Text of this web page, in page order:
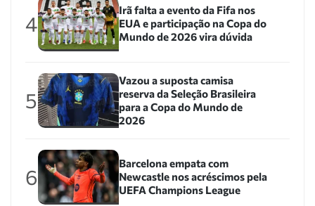
4
Irã falta a evento da Fifa nos
EUA e participação na Copa do
Mundo de 2026 vira dúvida
5
Vazou a suposta camisa
reserva da Seleção Brasileira
para a Copa do Mundo de
2026
6
Barcelona empata com
Newcastle nos acréscimos pela
UEFA Champions League